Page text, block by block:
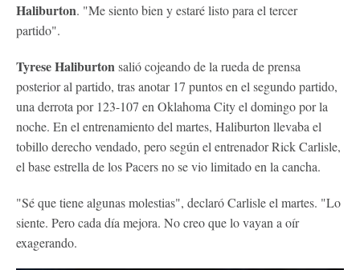
Haliburton. "Me siento bien y estaré listo para el tercer
partido".
Tyrese Haliburtonsalió cojeando de la rueda de prensa
posterior al partido, tras anotar 17 puntos en el segundo partido,
una derrota por 123-107 en Oklahoma City el domingo por la
noche. En el entrenamiento del martes, Haliburton llevaba el
tobillo derecho vendado, pero según el entrenador Rick Carlisle,
el base estrella de los Pacers no se vio limitado en la cancha.
"Sé que tiene algunas molestias", declaró Carlisle el martes. "Lo
siente. Pero cada día mejora. No creo que lo vayan a oír
exagerando.